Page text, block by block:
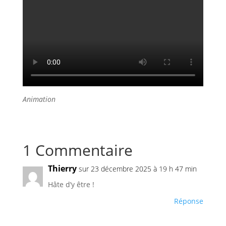
Animation
1 Commentaire
Thierry sur 23 décembre 2025 à 19 h 47 min
Hâte d’y être !
Réponse